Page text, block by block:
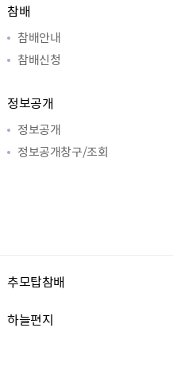
참배
참배안내
참배신청
정보공개
정보공개
정보공개창구/조회
추모탑참배
하늘편지